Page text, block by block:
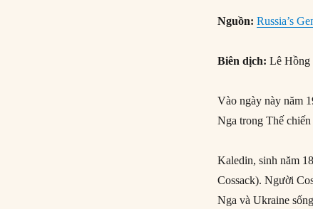
Nguồn:Russia’s
Biên dịch: Lê
Vào ngày này năm
Nga trong Thế
Kaledin, sinh năm
Cossack). Người
Nga và Ukraine